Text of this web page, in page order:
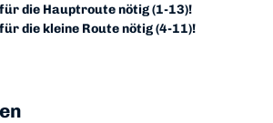
die Hauptroute nötig (1-13)!
die kleine Route nötig (4-11)!